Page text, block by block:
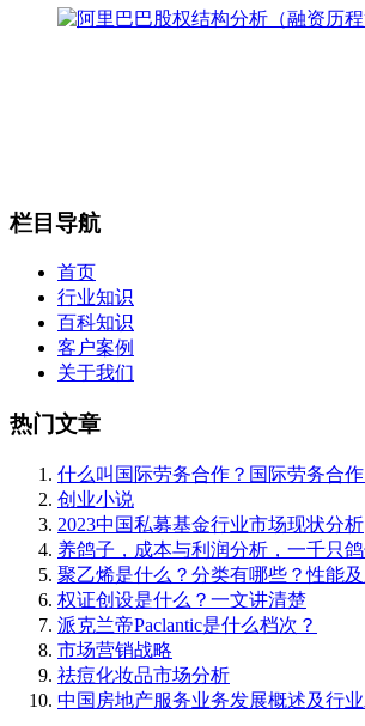
栏目导航
首页
行业知识
百科知识
客户案例
关于我们
热门文章
什么叫国际劳务合作？国际劳务合
创业小说
2023中国私募基金行业市场现状分析
养鸽子，成本与利润分析，一千只
聚乙烯是什么？分类有哪些？性能
权证创设是什么？一文讲清楚
派克兰帝Paclantic是什么档次？
市场营销战略
祛痘化妆品市场分析
中国房地产服务业务发展概述及行